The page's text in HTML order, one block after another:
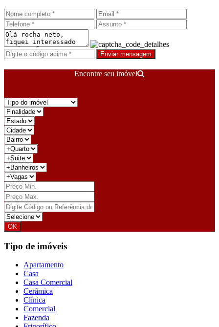
Enviar mensagem
Encontre seu imóvel
Tipo de imóveis
Apartamento
Casa
Casa Comercial
Cerâmica
Clínica
Comercial
Fazenda